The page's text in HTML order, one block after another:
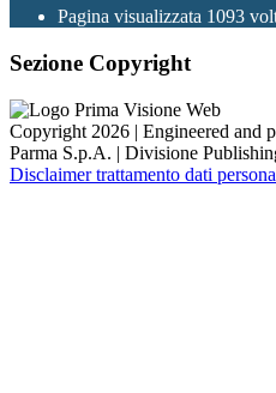
Pagina visualizzata 1093
Sezione Copyright
Copyright 2026 | Engineered and
Parma S.p.A. | Divisione
Disclaimer trattamento dati